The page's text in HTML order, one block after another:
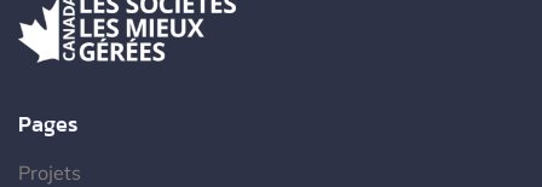
Pages
Projets